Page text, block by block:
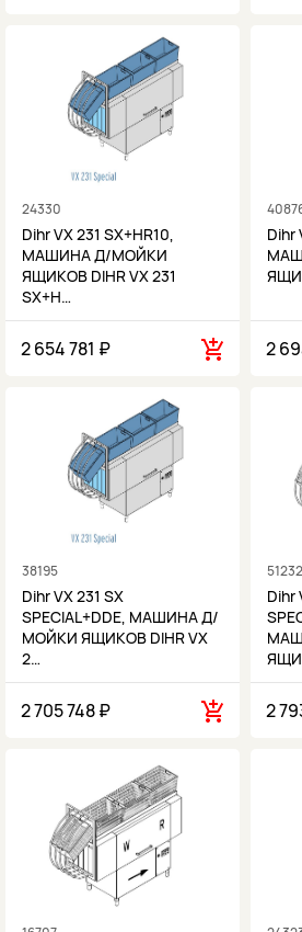
24330
Dihr VX 231 SX+HR10,
МАШИНА Д/МОЙКИ
ЯЩИКОВ DIHR VX 231
SX+H…
2 654 781 ₽
Dihr
2
38195
Dihr VX 231 SX
SPECIAL+DDE, МАШИНА Д/
МОЙКИ ЯЩИКОВ DIHR VX
2…
2 705 748 ₽
51232
Dihr
2